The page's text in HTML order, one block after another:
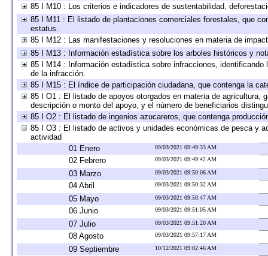
85 I M10 : Los criterios e indicadores de sustentabilidad,
85 I M11 : El listado de plantaciones comerciales forestales, que
estatus.
85 I M12 : Las manifestaciones y resoluciones en materia de
85 I M13 : Información estadística sobre los arboles históricos y
85 I M14 : Información estadística sobre infracciones,
de la infracción.
85 I M15 : El índice de participación ciudadana, que contenga la
85 I O1 : El listado de apoyos otorgados en materia de agricultura,
descripción o monto del apoyo, y el número de beneficiarios
85 I O2 : El listado de ingenios azucareros, que contenga
85 I O3 : El listado de activos y unidades económicas de pesca y
actividad
01 Enero
09/03/2021 09:49:33 AM
02 Febrero 09/03/2021 09:49:42 AM
03 Marzo 09/03/2021 09:50:06 AM
04 Abril 09/03/2021 09:50:32 AM
05 Mayo 09/03/2021 09:50:47 AM
06 Junio 09/03/2021 09:51:05 AM
07 Julio 09/03/2021 09:51:20 AM
08 Agosto 09/03/2021 09:57:17 AM
09 Septiembre 10/12/2021 09:02:46 AM